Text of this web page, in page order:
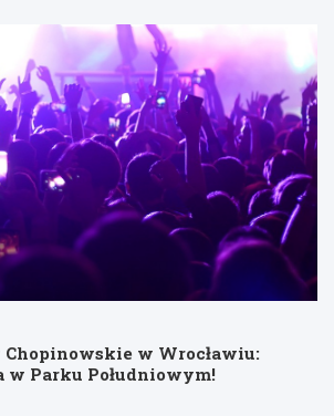
w Wrocławiu:
w Parku Południowym!